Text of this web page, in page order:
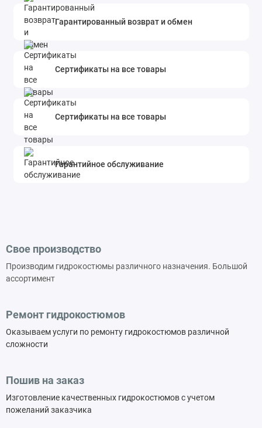
Гарантированный возврат и обмен
Сертификаты на все товары
Сертификаты на все товары
Гарантийное обслуживание
Свое производство
Производим гидрокостюмы различного назначения. Большой
ассортимент
Ремонт гидрокостюмов
Оказываем услуги по ремонту гидрокостюмов различной
сложности
Пошив на заказ
Изготовление качественных гидрокостюмов с учетом
пожеланий заказчика